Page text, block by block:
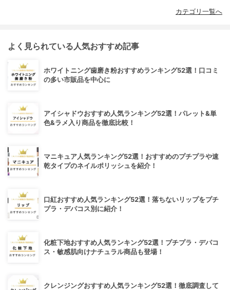
カテゴリ一覧へ
よく見られている人気おすすめ記事
ホワイトニング歯磨き粉おすすめランキング52選！口コミ
の多い市販品を中心に
アイシャドウおすすめ人気ランキング52選！パレット&単
色&ラメ入り商品を徹底比較！
マニキュア人気ランキング52選！おすすめのプチプラや速
乾タイプのネイルポリッシュを紹介！
口紅おすすめ人気ランキング52選！落ちないリップをプチ
プラ・デパコス別に紹介！
化粧下地おすすめ人気ランキング52選！プチプラ・デパコ
ス・敏感肌向けナチュラル商品も登場！
クレンジングおすすめ人気ランキング52選！徹底調査して